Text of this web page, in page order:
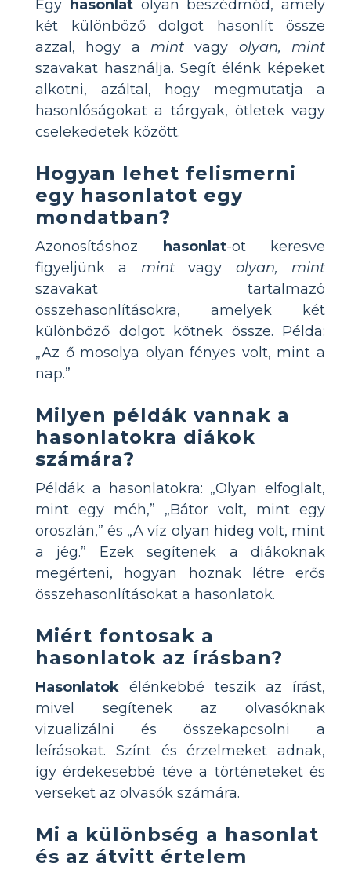
Egy hasonlatolyan beszédmód, amely
két különböző dolgot hasonlít össze
azzal, hogy a mint vagy olyan, mint
szavakat használja. Segít élénk képeket
alkotni, azáltal, hogy megmutatja a
hasonlóságokat a tárgyak, ötletek vagy
cselekedetek között.
Hogyan lehet felismerni
egy hasonlatot egy
mondatban?
Azonosításhoz hasonlat-ot keresve
figyeljünk a mintvagy olyan, mint
szavakat tartalmazó
összehasonlításokra, amelyek két
különböző dolgot kötnek össze. Példa:
„Az ő mosolya olyan fényes volt, mint a
nap.”
Milyen példák vannak a
hasonlatokra diákok
számára?
Példák a hasonlatokra: „Olyan elfoglalt,
mint egy méh,” „Bátor volt, mint egy
oroszlán,” és „A víz olyan hideg volt, mint
a jég.” Ezek segítenek a diákoknak
megérteni, hogyan hoznak létre erős
összehasonlításokat a hasonlatok.
Miért fontosak a
hasonlatok az írásban?
Hasonlatok élénkebbé teszik az írást,
mivel segítenek az olvasóknak
vizualizálni és összekapcsolni a
leírásokat. Színt és érzelmeket adnak,
így érdekesebbé téve a történeteket és
verseket az olvasók számára.
Mi a különbség a hasonlat
és az átvitt értelem